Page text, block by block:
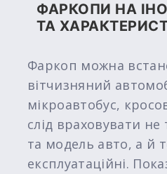
ФАРКОПИ НА
ТА
Фаркоп можна
вітчизняний
мікроавтобус,
слід враховувати
та модель авто, а й
експлуатаційні.